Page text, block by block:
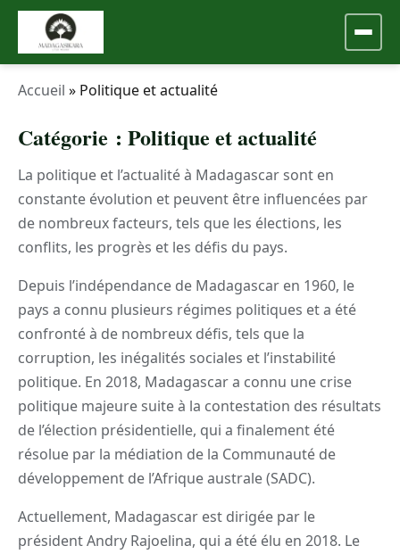
Accueil » Politique et actualité
Catégorie : Politique et actualité
La politique et l’actualité à Madagascar sont en
constante évolution et peuvent être influencées par
de nombreux facteurs, tels que les élections, les
conflits, les progrès et les défis du pays.
Depuis l’indépendance de Madagascar en 1960, le
pays a connu plusieurs régimes politiques et a été
confronté à de nombreux défis, tels que la
corruption, les inégalités sociales et l’instabilité
politique. En 2018, Madagascar a connu une crise
politique majeure suite à la contestation des résultats
de l’élection présidentielle, qui a finalement été
résolue par la médiation de la Communauté de
développement de l’Afrique australe (SADC).
Actuellement, Madagascar est dirigée par le
président Andry Rajoelina, qui a été élu en 2018. Le